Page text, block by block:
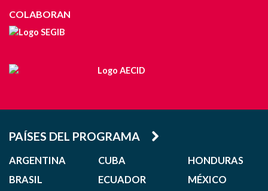
COLABORAN
PAÍSES DEL PROGRAMA
ARGENTINA
BRASIL
CUBA
ECUADOR
HONDURAS
MÉXICO